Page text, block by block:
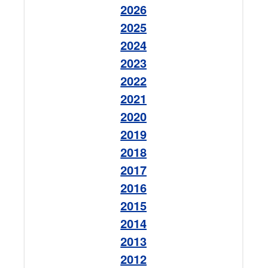
2026
2025
2024
2023
2022
2021
2020
2019
2018
2017
2016
2015
2014
2013
2012